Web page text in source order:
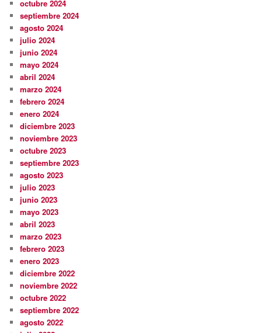
octubre 2024
septiembre 2024
agosto 2024
julio 2024
junio 2024
mayo 2024
abril 2024
marzo 2024
febrero 2024
enero 2024
diciembre 2023
noviembre 2023
octubre 2023
septiembre 2023
agosto 2023
julio 2023
junio 2023
mayo 2023
abril 2023
marzo 2023
febrero 2023
enero 2023
diciembre 2022
noviembre 2022
octubre 2022
septiembre 2022
agosto 2022